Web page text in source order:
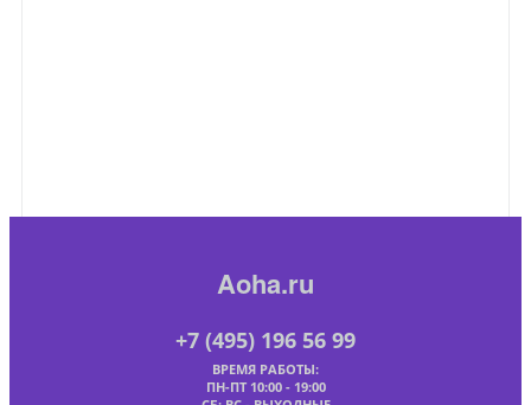
Aoha.ru
+7 (495) 196 56 99
ВРЕМЯ РАБОТЫ:
ПН-ПТ 10:00 - 19:00